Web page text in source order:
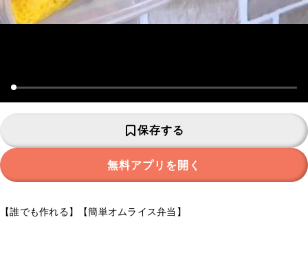
保存する
無料アプリを開く
【誰でも作れる】【簡単オムライス弁当】